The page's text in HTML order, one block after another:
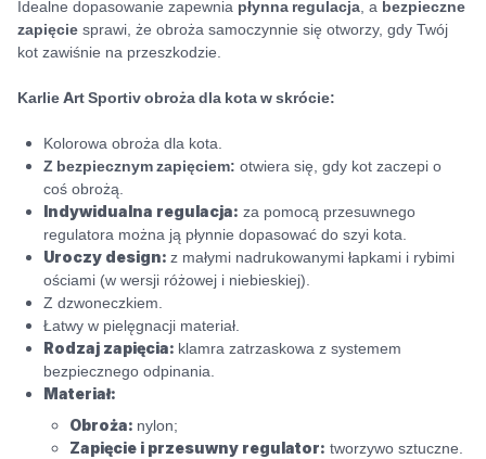
Idealne dopasowanie zapewnia płynna regulacja , a bezpieczne
zapięcie sprawi, że obroża samoczynnie się otworzy, gdy Twój
kot zawiśnie na przeszkodzie.
Karlie Art Sportiv obroża dla kota w skrócie:
Kolorowa obroża dla kota.
Z bezpiecznym zapięciem: otwiera się, gdy kot zaczepi o
coś obrożą.
Indywidualna regulacja: za pomocą przesuwnego
regulatora można ją płynnie dopasować do szyi kota.
Uroczy design: z małymi nadrukowanymi łapkami i rybimi
ościami (w wersji różowej i niebieskiej).
Z dzwoneczkiem.
Łatwy w pielęgnacji materiał.
Rodzaj zapięcia: klamra zatrzaskowa z systemem
bezpiecznego odpinania.
Materiał:
Obroża: nylon;
Zapięcie i przesuwny regulator: tworzywo sztuczne.